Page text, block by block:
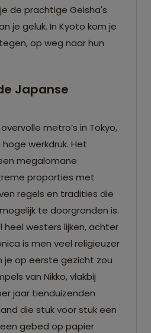
de prachtige Geisha's
je geluk. In Kyoto kom je
op weg naar hun
Japanse
metro’s in Tokyo,
werkdruk. Het
megalomane
proporties met
regels en tradities die
te doorgronden is.
heel westers lijken, achter
is men veel religieuzer
je op eerste gezicht zou
van Nikko, vlakbij
jaar tienduizenden
die stuk voor stuk een
gebed op papier